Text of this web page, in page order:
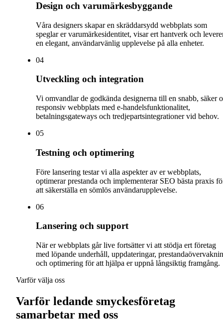
Design och varumärkesbyggande
Våra designers skapar en skräddarsydd webbplats som
speglar er varumärkesidentitet, visar ert hantverk och
en elegant, användarvänlig upplevelse på alla enheter.
04
Utveckling och integration
Vi omvandlar de godkända designerna till en snabb, säker
responsiv webbplats med e-handelsfunktionalitet,
betalningsgateways och tredjepartsintegrationer vid behov.
05
Testning och optimering
Före lansering testar vi alla aspekter av er webbplats,
optimerar prestanda och implementerar SEO bästa praxis
att säkerställa en sömlös användarupplevelse.
06
Lansering och support
När er webbplats går live fortsätter vi att stödja ert företag
med löpande underhåll, uppdateringar,
och optimering för att hjälpa er uppnå långsiktig framgång.
Varför välja oss
Varför ledande smyckesföretag
samarbetar med oss